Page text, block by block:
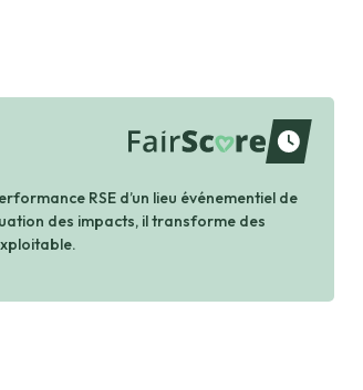
waiting
RSE d’un lieu événementiel de
des impacts, il transforme des